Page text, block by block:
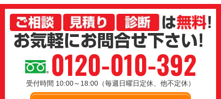
0120-010-392
受付時間 10:00～18:00（毎週日曜日定休、他不定休）